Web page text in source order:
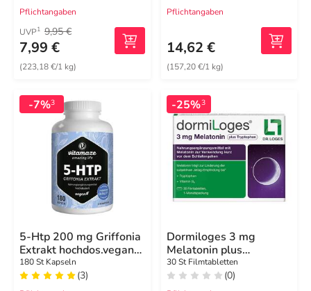
Pflichtangaben
UVP1 9,95 €
7,99 €
(223,18 €/1 kg)
Pflichtangaben
14,62 €
(157,20 €/1 kg)
-7%3
5-Htp 200 mg Griffonia
Extrakt hochdos.vegan
Kapseln
180 St Kapseln
(3)
-25%3
Dormiloges 3 mg
Melatonin plus
Tryptophan
Filmtabletten
30 St Filmtabletten
(0)